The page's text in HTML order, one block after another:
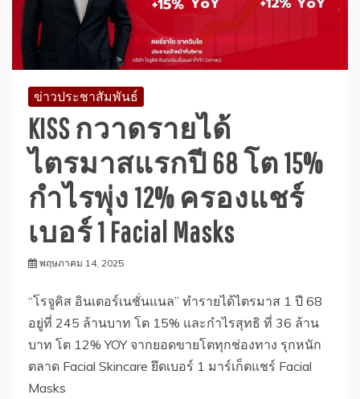
ข่าวประชาสัมพันธ์
KISS กวาดรายได้
ไตรมาสแรกปี 68 โต 15%
กำไรพุ่ง 12% ครองแชร์
เบอร์ 1 Facial Masks
พฤษภาคม 14, 2025
“โรจูคิส อินเตอร์เนชั่นแนล” ทำรายได้ไตรมาส 1 ปี 68
อยู่ที่ 245 ล้านบาท โต 15% และกำไรสุทธิ ที่ 36 ล้าน
บาท โต 12% YOY จากยอดขายโตทุกช่องทาง รุกหนัก
ตลาด Facial Skincare ยึดเบอร์ 1 มาร์เก็ตแชร์ Facial
Masks